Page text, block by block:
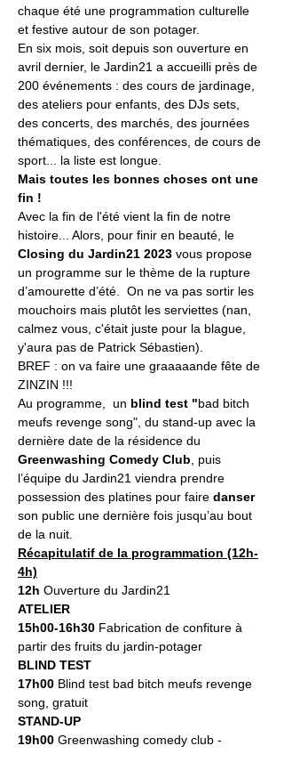
chaque été une programmation culturelle
et festive autour de son potager.
En six mois, soit depuis son ouverture en
avril dernier, le Jardin21 a accueilli près de
200 événements : des cours de jardinage,
des ateliers pour enfants, des DJs sets,
des concerts, des marchés, des journées
thématiques, des conférences, de cours de
sport... la liste est longue.
Mais toutes les bonnes choses ont une
fin !
Avec la fin de l'été vient la fin de notre
histoire... Alors, pour finir en beauté, le
Closing du Jardin21 2023 vous propose
un programme sur le thème de la rupture
d’amourette d’été.  On ne va pas sortir les
mouchoirs mais plutôt les serviettes (nan,
calmez vous, c'était juste pour la blague,
y'aura pas de Patrick Sébastien).
BREF : on va faire une graaaaande fête de
ZINZIN !!!
Au programme,  un blind test "bad bitch
meufs revenge song", du stand-up avec la
dernière date de la résidence du
Greenwashing Comedy Club , puis
l’équipe du Jardin21 viendra prendre
possession des platines pour faire danser
son public une dernière fois jusqu’au bout
de la nuit.
Récapitulatif de la programmation (12h-
4h)
12h Ouverture du Jardin21
ATELIER
15h00-16h30 Fabrication de confiture à
partir des fruits du jardin-potager
BLIND TEST
17h00 Blind test bad bitch meufs revenge
song, gratuit
STAND-UP
19h00 Greenwashing comedy club -